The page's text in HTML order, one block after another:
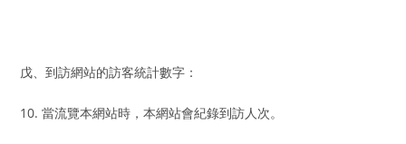
戊、到訪網站的訪客統計數字：
10. 當流覽本網站時，本網站會紀錄到訪人次。